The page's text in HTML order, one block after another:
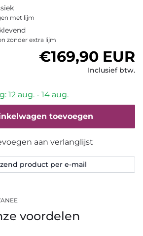
met lijm
zonder extra lijm
Normale prijs
€169,90 EUR
Inclusief btw.
12 aug. - 14 aug.
toevoegen
aan verlanglijst
product per e-mail
voordelen